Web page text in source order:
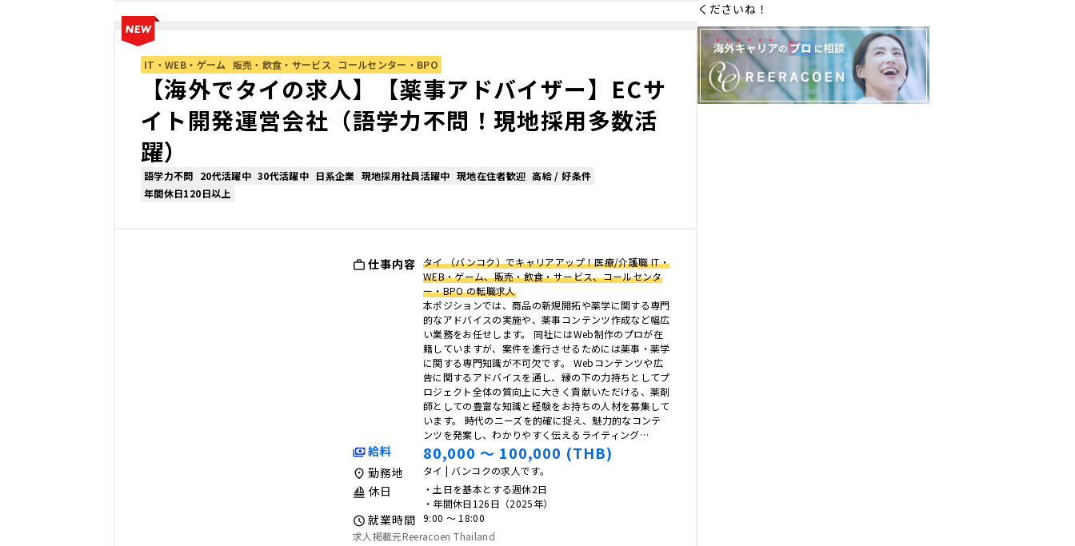
くださいね！
IT・WEB・ゲーム 販売・飲食・サービス コールセンター・BPO
【海外でタイの求人】【薬事アドバイザー】ECサ
イト開発運営会社（語学力不問！現地採用多数活
躍）
語学力不問 20代活躍中 30代活躍中 日系企業 現地採用社員活躍中 現地在住者歓迎 高給 / 好条件
年間休日120日以上
仕事内容 タイ （バンコク）でキャリアアップ！医療/介護職 IT・
WEB・ゲーム、販売・飲食・サービス、コールセンタ
ー・BPO の転職求人
本ポジションでは、商品の新規開拓や薬学に関する専門
的なアドバイスの実施や、薬事コンテンツ作成など幅広
い業務をお任せします。 同社にはWeb制作のプロが在
籍していますが、案件を進行させるためには薬事・薬学
に関する専門知識が不可欠です。 Webコンテンツや広
告に関するアドバイスを通し、縁の下の力持ちとしてプ
ロジェクト全体の質向上に大きく貢献いただける、薬剤
師としての豊富な知識と経験をお持ちの人材を募集して
います。 時代のニーズを的確に捉え、魅力的なコンテ
ンツを発案し、わかりやすく伝えるライティング…
給料 80,000 〜 100,000 (THB)
勤務地 タイ | バンコクの求人です。
休日
・土日を基本とする週休2日
・年間休日126日（2025年）
就業時間 9:00 〜 18:00
求人掲載元Reeracoen Thailand